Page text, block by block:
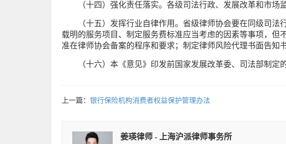
（十四）强化责任落实。各级司法行政、发展改革和市
（十五）发挥行业自律作用。省级律师协会要在同级司
载明的服务项目、制定服务费标准应当考虑的因素等事项，
准在律师协会备案的程序和要求；制定律师风险代理书面告知
（十六）本《意见》印发前国家发展改革委、司法部制
上一篇： 银行保险机构消费者权益保护管理办法
姜瑛律师 - 上海沪派律师事务所